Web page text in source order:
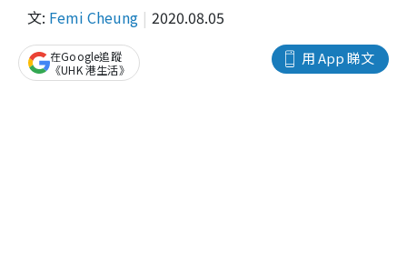
文: Femi Cheung 2020.08.05
用 App 睇文
在Google追蹤
《UHK 港生活》